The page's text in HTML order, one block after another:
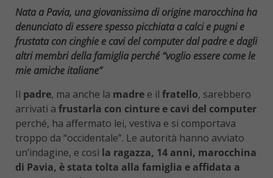
Nata a Pavia, una giovanissima di origine marocchina ha
denunciato di essere spesso picchiata a calci e pugni e
frustata con cinghie e cavi del computer dal padre e dagli
altri membri della famiglia perché “voglio essere come le
mie amiche italiane”
Il padre, ma anche la madre e il fratello, sarebbero
arrivati a frustarla con cinture e cavi del computer
perché, ha affermato lei, vestiva e si comportava
troppo da “occidentale”. Le autorità hanno avviato
un’indagine, e così la ragazza, 14 anni, marocchina
di Pavia, è stata tolta alla famiglia e affidata a